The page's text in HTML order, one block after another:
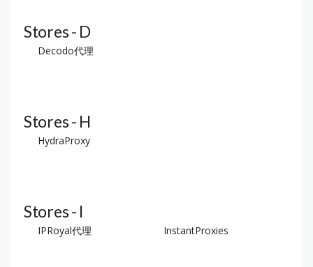
Stores - D
Decodo代理
Stores - H
HydraProxy
Stores - I
IPRoyal代理 InstantProxies